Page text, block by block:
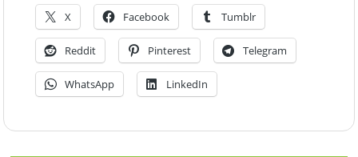
X Facebook Tumblr
Reddit Pinterest Telegram
WhatsApp LinkedIn